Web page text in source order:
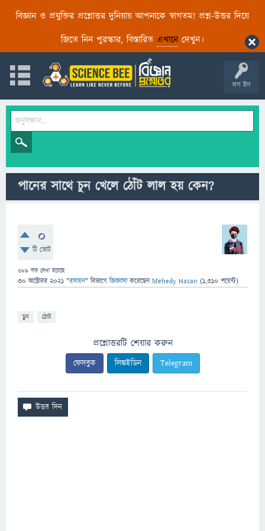
বিজ্ঞান ও প্রযুক্তির প্রশ্নোত্তর দুনিয়ায় আপনাকে স্বাগতম! প্রশ্ন-উত্তর দিয়ে
জিতে নিন পুরস্কার, বিস্তারিত এখানেদেখুন।
লগ ইন
পানের সাথে চুন খেলে ঠোঁট লাল হয় কেন?
0
টি ভোট
689 বার দেখা হয়েছে
30 অক্টোবর 2021 "রসায়ন" বিভাগে জিজ্ঞাসাকরেছেনMehedy Hasan (1,310 পয়েন্ট)
চুন ঠোট
প্রশ্নোত্তরটি শেয়ার করুন
ফেসবুক লিঙ্কইডিন Telegram